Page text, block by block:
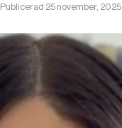
Publicerad 25 november, 2025